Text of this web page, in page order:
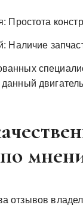
Простота
Наличие
отзывов